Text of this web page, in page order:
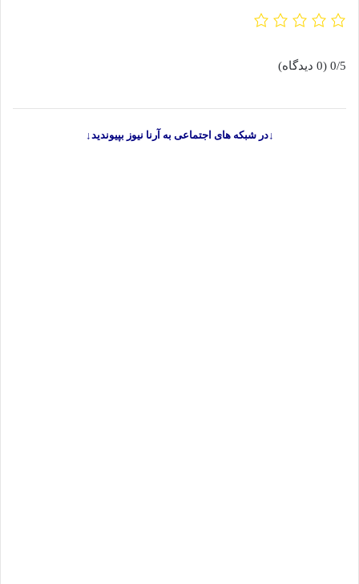
0/5 (0 دیدگاه)
↓در شبکه های اجتماعی به آرنا نیوز بپیوندید↓